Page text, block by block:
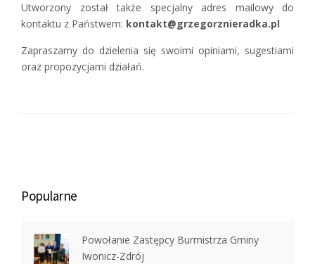
Utworzony został także specjalny adres mailowy do
kontaktu z Państwem: kontakt@grzegorznieradka.pl
Zapraszamy do dzielenia się swoimi opiniami, sugestiami
oraz propozycjami działań.
Popularne
Powołanie Zastępcy Burmistrza Gminy
Iwonicz-Zdrój